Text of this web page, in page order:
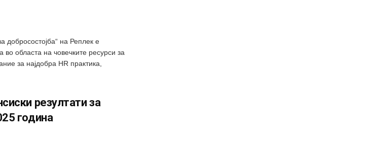
добросостојба“ на Реплек е
во областа на човечките ресурси за
за најдобра HR практика,
резултати за
година